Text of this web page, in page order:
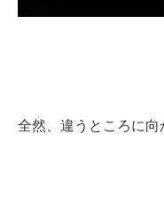
全然、違うところに